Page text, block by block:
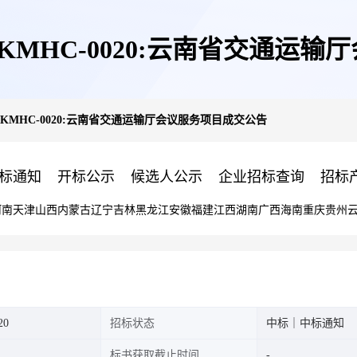
0020:云南省交通运输
0020:云南省交通运输厅会议服务项目成交公告
通知 开标公示 候选人公示 企业招标查询 招标
天津山西内蒙古辽宁吉林黑龙江安徽福建江西湖南广西海南重庆贵州
招标状态 中标｜中标通知